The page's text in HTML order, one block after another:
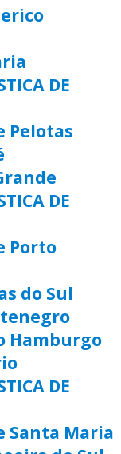
DE
Pelotas
DE
Porto
do Sul
Hamburgo
DE
Santa Maria